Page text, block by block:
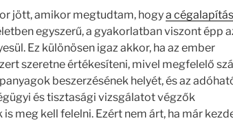
jött, amikor megtudtam, hogya cégalapítás
egyszerű, a gyakorlatban viszont épp
Ez különösen igaz akkor, ha az ember
szeretne értékesíteni, mivel megfelelő
beszerzésének helyét, és az
és tisztasági vizsgálatot végzők
meg kell felelni. Ezért nem árt, ha már